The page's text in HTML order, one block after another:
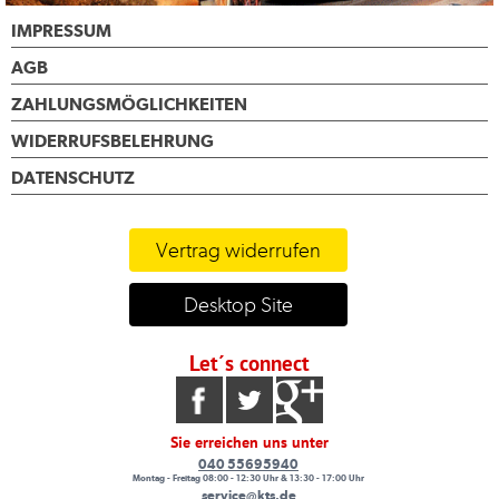
IMPRESSUM
AGB
ZAHLUNGSMÖGLICHKEITEN
WIDERRUFSBELEHRUNG
DATENSCHUTZ
Vertrag widerrufen
Desktop Site
Let´s connect
Sie erreichen uns unter
040 55695940
Montag - Freitag 08:00 - 12:30 Uhr & 13:30 - 17:00 Uhr
service@kts.de